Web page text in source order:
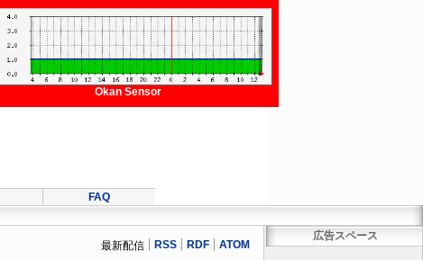
Okan Sensor
FAQ
最新配信 RSS RDF ATOM
広告スペース